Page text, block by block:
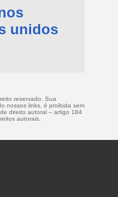
unidos
reservado. Sua
nossos links, é proibida sem
direito autoral – artigo 184
autorais